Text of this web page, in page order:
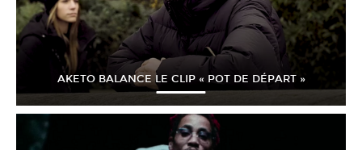
AKETO BALANCE LE CLIP « POT DE DÉPART »